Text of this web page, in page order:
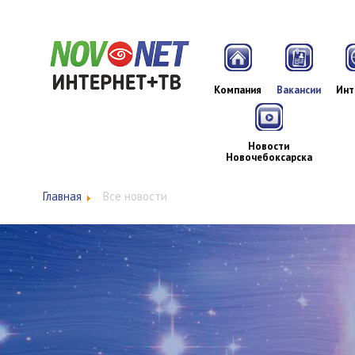
Компания Вакансии
Новости
Новочебоксарска
Главная Все новости